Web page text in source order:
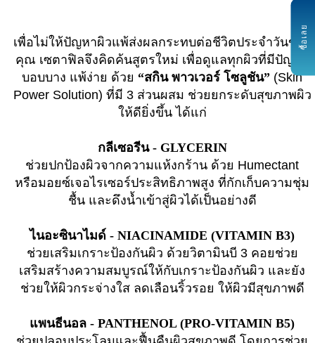
เพื่อไม่ให้ปัญหาผิวแพ้ส่งผลกระทบต่อชีวิตประจำวันของ
คุณ เซตาฟิลจึงคิดค้นสูตรใหม่ เพื่อดูแลทุกผิวที่มีปัญหา
บอบบาง แพ้ง่าย ด้วย “สกิน พาวเวอร์ โซลูชัน” (Skin
Power Solution) ที่มี 3 ส่วนผสม ช่วยยกระดับสุขภาพผิว
ให้ดียิ่งขึ้น ได้แก่
กลีเซอรีน - GLYCERIN
ช่วยปกป้องผิวจากความแห้งกร้าน ด้วย Humectant
หรือมอยซ์เจอไรเซอร์ประสิทธิภาพสูง ที่กักเก็บความชุ่ม
ชื้น และดึงน้ำเข้าสู่ผิวได้เป็นอย่างดี
ไนอะซินาไมด์ - NIACINAMIDE (VITAMIN B3)
ช่วยเสริมเกราะป้องกันผิว ด้วยวิตามินบี 3 คอยช่วย
เสริมสร้างความสมบูรณ์ให้กับเกราะป้องกันผิว และยัง
ช่วยให้ผิวกระจ่างใส ลดเลือนริ้วรอย ให้ผิวมีสุขภาพดี
แพนธีนอล - PANTHENOL (PRO-VITAMIN B5)
ซื้อเลย